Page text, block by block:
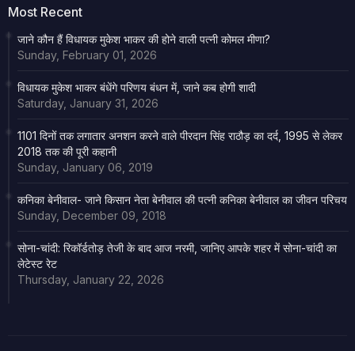
Most Recent
जाने कौन हैं विधायक मुकेश भाकर की होने वाली पत्नी कोमल मीणा?
Sunday, February 01, 2026
विधायक मुकेश भाकर बंधेंगे परिणय बंधन में, जाने कब होगी शादी
Saturday, January 31, 2026
1101 दिनों तक लगातार अनशन करने वाले पीरदान सिंह राठौड़ का दर्द, 1995 से लेकर
2018 तक की पूरी कहानी
Sunday, January 06, 2019
कनिका बेनीवाल- जाने किसान नेता बेनीवाल की पत्नी कनिका बेनीवाल का जीवन परिचय
Sunday, December 09, 2018
सोना-चांदी: रिकॉर्डतोड़ तेजी के बाद आज नरमी, जानिए आपके शहर में सोना-चांदी का
लेटेस्ट रेट
Thursday, January 22, 2026